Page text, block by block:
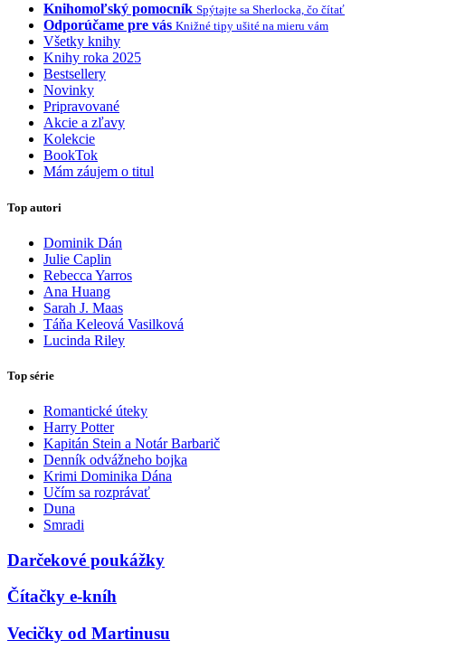
Knihomoľský pomocník Spýtajte sa Sherlocka, čo čítať
Odporúčame pre vás Knižné tipy ušité na mieru vám
Všetky knihy
Knihy roka 2025
Bestsellery
Novinky
Pripravované
Akcie a zľavy
Kolekcie
BookTok
Mám záujem o titul
Top autori
Dominik Dán
Julie Caplin
Rebecca Yarros
Ana Huang
Sarah J. Maas
Táňa Keleová Vasilková
Lucinda Riley
Top série
Romantické úteky
Harry Potter
Kapitán Stein a Notár Barbarič
Denník odvážneho bojka
Krimi Dominika Dána
Učím sa rozprávať
Duna
Smradi
Darčekové poukážky
Čítačky e-kníh
Vecičky od Martinusu